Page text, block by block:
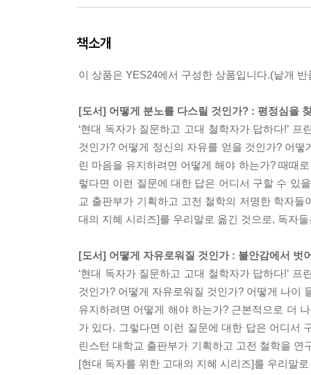
책소개
이 상품은 YES24에서 구성한 상품입니다.(낱개 반
[도서] 어떻게 분노를 다스릴 것인가? : 평정심을
‘현대 독자가 질문하고 고대 철학자가 답하다!’
것인가? 어떻게 정신의 자유를 얻을 것인가? 어
린 마음을 유지하려면 어떻게 해야 하는가? 때때
렇다면 이런 질문에 대한 답은 어디서 구할 수 있
교 출판부가 기획하고 고전 철학의 저명한 학자
대의 지혜 시리즈]를 우리말로 옮긴 것으로, 독자
[도서] 어떻게 자유로워질 것인가 : 불안감에서 벗
‘현대 독자가 질문하고 고대 철학자가 답하다!’
것인가? 어떻게 자유로워질 것인가? 어떻게 나이
유지하려면 어떻게 해야 하는가? 근본적으로 더
가 있다. 그렇다면 이런 질문에 대한 답은 어디서
린스턴 대학교 출판부가 기획하고 고전 철학을
[현대 독자를 위한 고대의 지혜 시리즈]를 우리말